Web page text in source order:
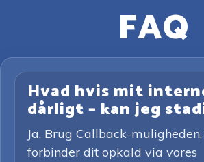
FAQ
Hvad hvis mit
dårligt – kan jeg
Ja. Brug Callback-
forbinder dit opkald via vores